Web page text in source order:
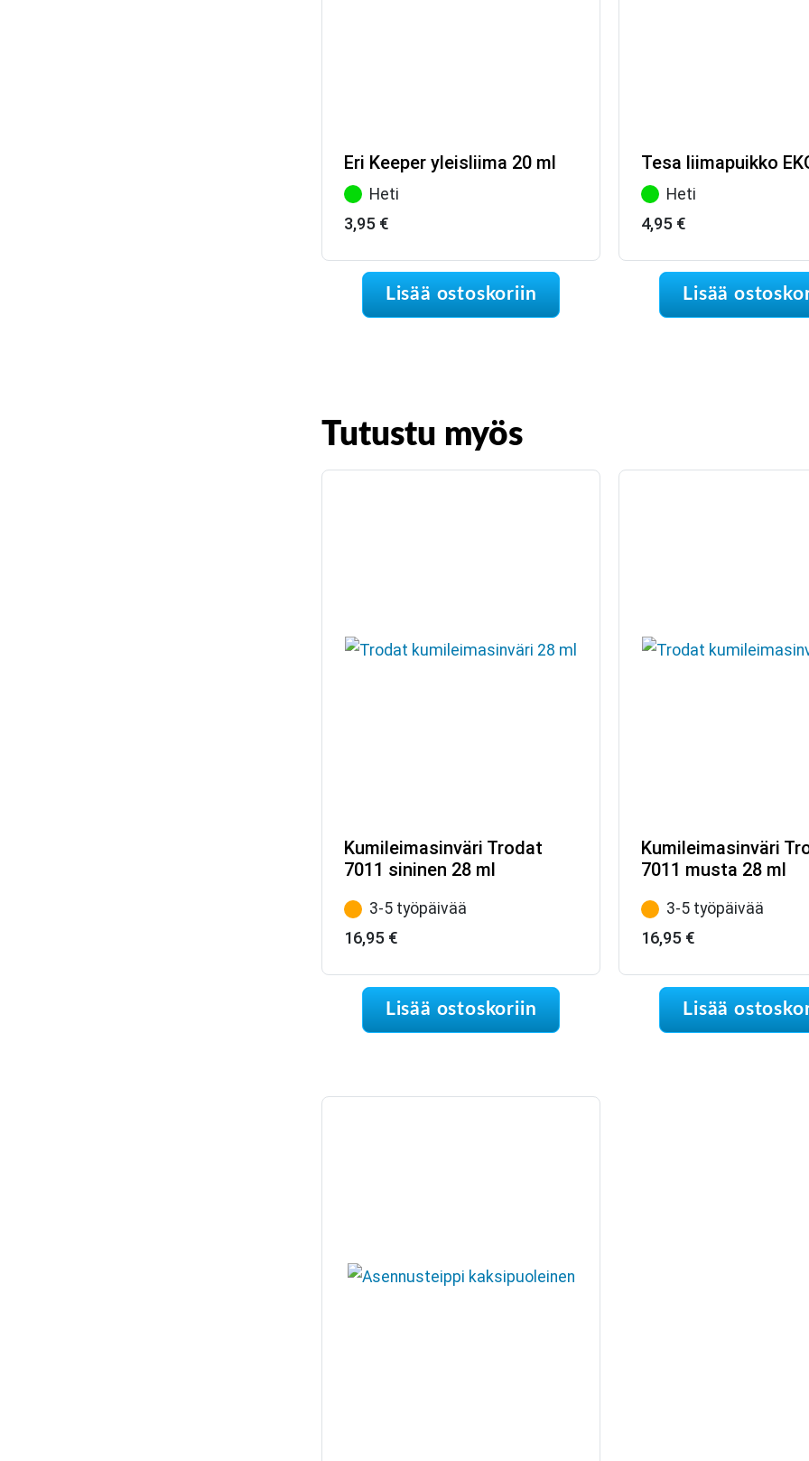
Eri Keeper yleisliima 20 ml
Heti
3,95 €
Lisää ostoskoriin
Tesa liimapuikko
Heti
4,95 €
Lisää
Tutustu myös
Kumileimasinväri Trodat
7011 sininen 28 ml
3-5 työpäivää
16,95 €
Lisää ostoskoriin
Kumileimasinväri
7011 musta 28 ml
3-5 työpäivää
16,95 €
Lisää